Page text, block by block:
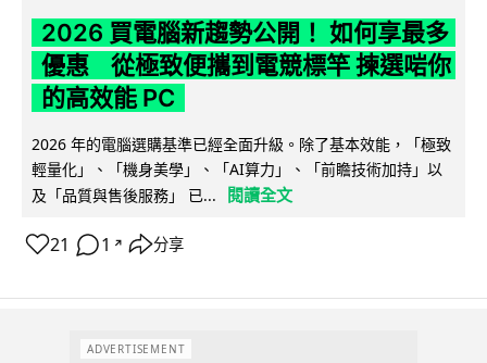
2026 買電腦新趨勢公開！ 如何享最多
優惠 從極致便攜到電競標竿 揀選啱你
的高效能 PC
2026 年的電腦選購基準已經全面升級。除了基本效能，「極致
輕量化」、「機身美學」、「AI算力」、「前瞻技術加持」以
及「品質與售後服務」 已...
閱讀全文
21 1 ↗ 分享
ADVERTISEMENT